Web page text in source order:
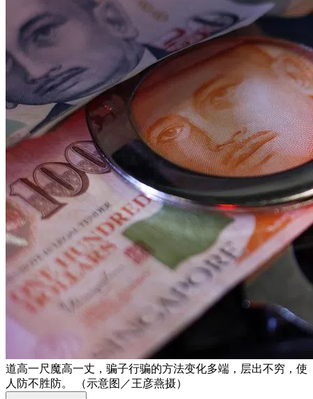
道高一尺魔高一丈，骗子行骗的方法变化多端，层出不穷，使
人防不胜防。 （示意图／王彦燕摄）